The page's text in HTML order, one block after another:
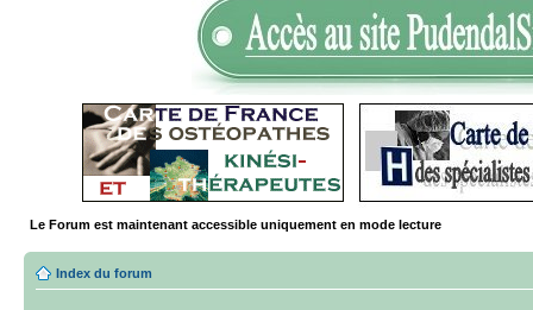
Le Forum est maintenant accessible uniquement en mode lecture
Index du forum